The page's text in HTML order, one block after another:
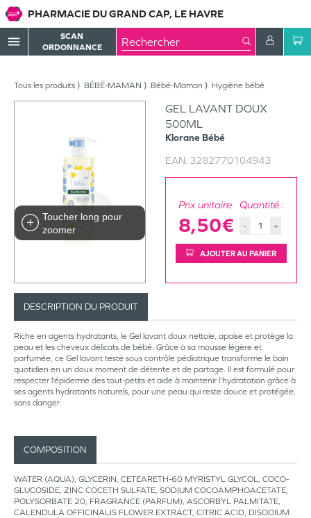
PHARMACIE DU GRAND CAP, LE HAVRE
menu
SCAN
ORDONNANCE
Tous les produits BÉBÉ-MAMAN Bébé-Maman Hygiène bébé
Toucher long pour
zoomer
GEL LAVANT DOUX
500ML
Klorane Bébé
EAN: 3282770104943
Prix unitaire
8,50€
Quantité :
- +
AJOUTER AU PANIER
DESCRIPTION DU PRODUIT
Riche en agents hydratants, le Gel lavant doux nettoie, apaise et protège la
peau et les cheveux délicats de bébé. Grâce à sa mousse légère et
parfumée, ce Gel lavant testé sous contrôle pédiatrique transforme le bain
quotidien en un doux moment de détente et de partage. Il est formulé pour
respecter l’épiderme des tout-petits et aide à maintenir l’hydratation grâce à
ses agents hydratants naturels, pour une peau qui reste douce et protégée,
sans danger.
COMPOSITION
WATER (AQUA), GLYCERIN, CETEARETH-60 MYRISTYL GLYCOL, COCO-
GLUCOSIDE, ZINC COCETH SULFATE, SODIUM COCOAMPHOACETATE,
POLYSORBATE 20, FRAGRANCE (PARFUM), ASCORBYL PALMITATE,
CALENDULA OFFICINALIS FLOWER EXTRACT, CITRIC ACID, DISODIUM